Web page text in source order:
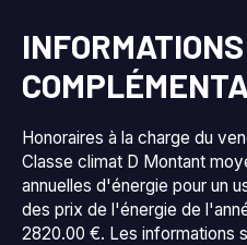
INFORMATIONS
Honoraires à la charge du
Classe climat D Montant
annuelles d'énergie pour un
des prix de l'énergie de
2820.00 €. Les informations